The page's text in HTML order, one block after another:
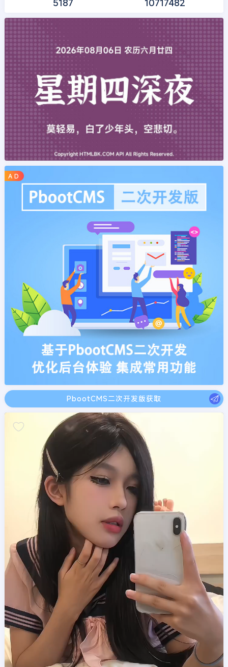
5187 10717482
A D
PbootCMS二次开发版获取